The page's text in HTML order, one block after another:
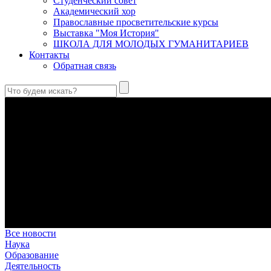
Академический хор
Православные просветительские курсы
Выставка "Моя История"
ШКОЛА ДЛЯ МОЛОДЫХ ГУМАНИТАРИЕВ
Контакты
Обратная связь
Все новости
Наука
Образование
Деятельность